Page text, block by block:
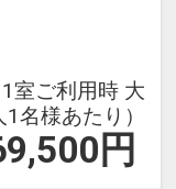
室ご利用時 大
1名様あたり）
円